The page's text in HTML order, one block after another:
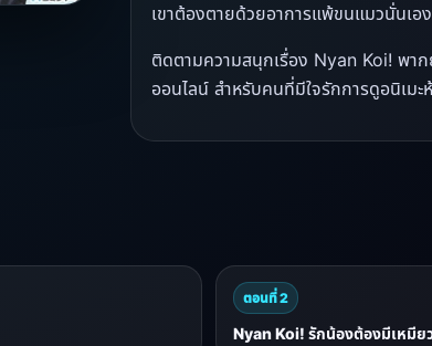
เขาต้องตายด้วยอาการแพ้ขนแมวนั่นเอง
ติดตามความสนุกเรื่อง Nyan Koi! พาก
ออนไลน์ สำหรับคนที่มีใจรักการดูอนิเมะ
ตอนที่ 2
Nyan Koi! รักน้องต้องมีเหมีย